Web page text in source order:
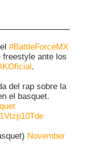
#BattleForceMX
freestyle ante los
.
del rap sobre la
el basquet.
November